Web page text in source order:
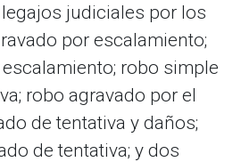
judiciales por los
por escalamiento;
robo simple
robo agravado por el
de tentativa y daños;
de tentativa; y dos